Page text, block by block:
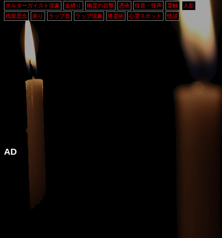
ポルターガイスト現象
金縛り 幽霊の目撃 憑依 怪音・怪声 霊触
人影
残留思念
祟り ラップ音 ラップ現象 降霊術 心霊スポット 怪談
AD